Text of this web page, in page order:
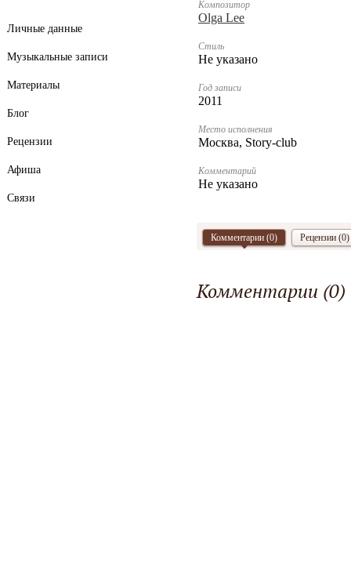
Личные данные
Музыкальные записи
Материалы
Блог
Рецензии
Афиша
Связи
Композитор
Olga Lee
Стиль
Не указано
Год записи
2011
Место исполнения
Москва, Story-club
Комментарий
Не указано
Комментарии (0) Рецензии (0)
Комментарии (0)